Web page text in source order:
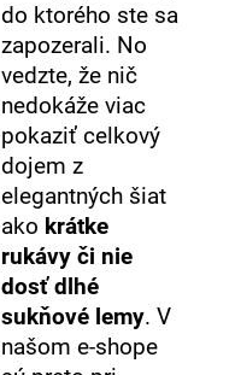
do ktorého ste sa
zapozerali. No
vedzte, že nič
nedokáže viac
pokaziť celkový
dojem z
elegantných šiat
ako krátke
rukávy či nie
dosť dlhé
sukňové lemy. V
našom e-shope